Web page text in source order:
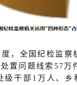
，全国纪检监
置问题线索57万
级干部1万人、